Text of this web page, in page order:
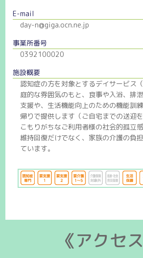
E-mail
day-n@giga.ocn.ne.jp
事業所番号
0392100020
施設概要
認知症の方を対象とするデイサービス
庭的な雰囲気のもと、食事や入浴、排
支援や、生活機能向上のための機能訓
帰りで提供します（ご自宅までの送迎
こもりがちなご利用者様の社会的孤立
維持回復だけでなく、家族の介護の負
ています。
《アクセ